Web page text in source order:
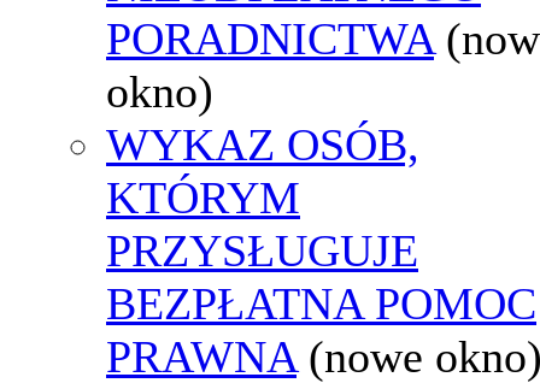
PORADNICTWA
okno)
WYKAZ OSÓB,
KTÓRYM
PRZYSŁUGUJE
BEZPŁATNA POMOC
PRAWNA (nowe